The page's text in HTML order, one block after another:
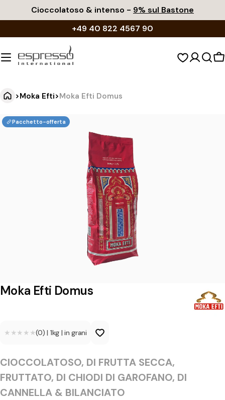
al
Cioccolatoso & intenso - 9% sul Bastone
+49 40 822 4567 90
>Moka Efti>Moka Efti Domus
M
m
Vai Pacchetto-offerta
Moka Efti Domus
★★★★★
★★★★★(0) | 1kg | in grani
CIOCCOLATOSO, DI FRUTTA SECCA,
FRUTTATO, DI CHIODI DI GAROFANO, DI
CANNELLA & BILANCIATO